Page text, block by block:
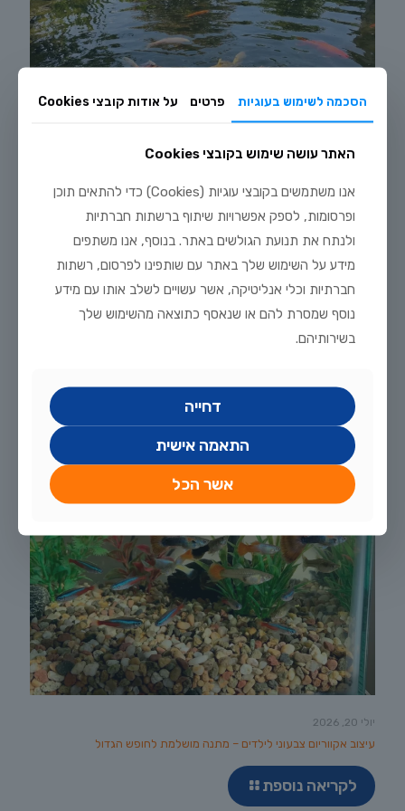
מדריך טיפוח דגי זהב וקוי בבריכת נוי: תנאים, תזונה ומניעת מחלות
לקריאה נוספת
יולי 20, 2026
עיצוב אקווריום צבעוני לילדים – מתנה מושלמת לחופש הגדול
לקריאה נוספת
הסכמה לשימוש בעוגיות פרטים על אודות קובצי Cookies
האתר עושה שימוש בקובצי Cookies
אנו משתמשים בקובצי עוגיות (Cookies) כדי להתאים תוכן
ופרסומות, לספק אפשרויות שיתוף ברשתות חברתיות
ולנתח את תנועת הגולשים באתר. בנוסף, אנו משתפים
מידע על השימוש שלך באתר עם שותפינו לפרסום, רשתות
חברתיות וכלי אנליטיקה, אשר עשויים לשלב אותו עם מידע
נוסף שמסרת להם או שנאסף כתוצאה מהשימוש שלך
בשירותיהם.
דחייה
התאמה אישית
אשר הכל